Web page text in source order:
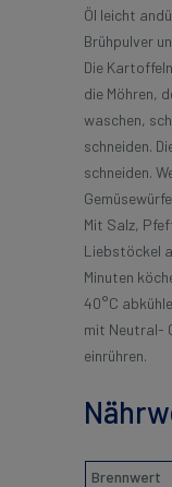
Öl leicht
Brühpulver
Die
die Möhren,
waschen,
schneiden.
schneiden.
Mit Salz,
Liebstöckel
Minuten
40°C
mit Neutral-
einrühren.
Brennwert